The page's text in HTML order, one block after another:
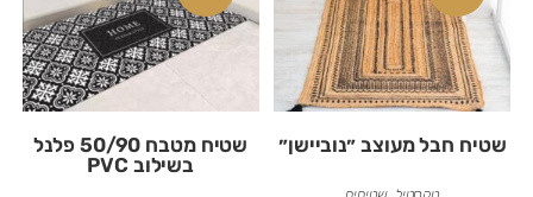
שטיח חבל מעוצב ״נוביישן״
שטיח מטבח 50/90 פלנל
בשילוב PVC